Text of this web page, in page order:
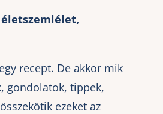
recept. De akkor mik
gondolatok, tippek,
ezeket az